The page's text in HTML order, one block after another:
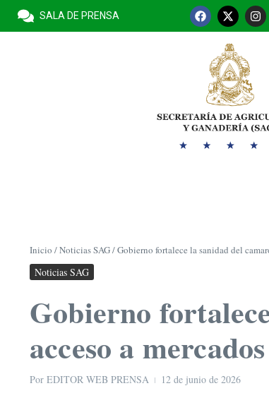
SALA DE PRENSA
Inicio /Noticias SAG/Gobierno fortalece la sanidad del
Noticias SAG
Gobierno
acceso a
Por EDITOR WEB PRENSA 12 de junio de 2026